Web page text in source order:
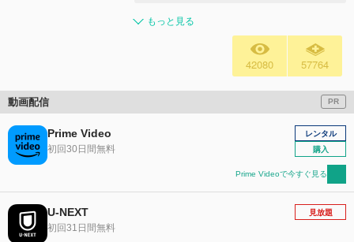
もっと見る
42080 57764
動画配信 PR
Prime Video
初回30日間無料
レンタル
購入
Prime Videoで今すぐ見る
U-NEXT
初回31日間無料
見放題